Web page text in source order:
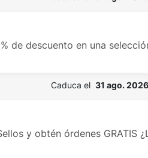
de descuento en una
Caduca el 31 ago. 2026
y obtén órdenes GRATIS